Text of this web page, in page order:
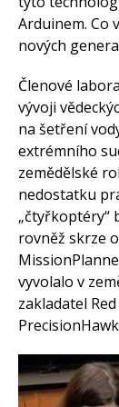
Arduinem. Co
nových
Členové
vývoji
na šetření
extrémního
zemědělské
nedostatku
„čtyřkoptéry“
rovněž skrze
vyvolalo v
zakladatel